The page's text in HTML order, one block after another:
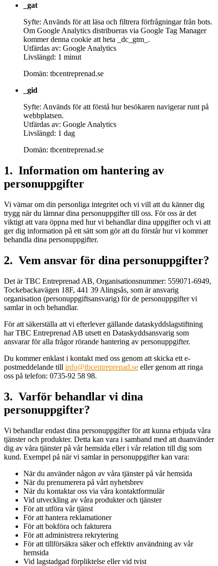
_gat
Syfte: Används för att läsa och filtrera förfrågningar från bots.
Om Google Analytics distribueras via Google Tag Manager
kommer denna cookie att heta _dc_gtm_.
Utfärdas av: Google Analytics
Livslängd: 1 minut
Domän: tbcentreprenad.se
_gid
Syfte: Används för att förstå hur besökaren navigerar runt på
webbplatsen.
Utfärdas av: Google Analytics
Livslängd: 1 dag
Domän: tbcentreprenad.se
1. Information om hantering av
personuppgifter
Vi värnar om din personliga integritet och vi vill att du känner dig
trygg när du lämnar dina personuppgifter till oss. För oss är det
viktigt att vara öppna med hur vi behandlar dina uppgifter och vi att
ger dig information på ett sätt som gör att du förstår hur vi kommer
behandla dina personuppgifter.
2. Vem ansvar för dina personuppgifter?
Det är TBC Entreprenad AB, Organisationsnummer: 559071-6949,
Tockebackavägen 18F, 441 39 Alingsås, som är ansvarig
organisation (personuppgiftsansvarig) för de personuppgifter vi
samlar in och behandlar.
För att säkerställa att vi efterlever gällande dataskyddslagstiftning
har TBC Entreprenad AB utsett en Dataskyddsansvarig som
ansvarar för alla frågor rörande hantering av personuppgifter.
Du kommer enklast i kontakt med oss genom att skicka ett e-
postmeddelande till info@tbcentreprenad.se eller genom att ringa
oss på telefon: 0735-92 58 98.
3. Varför behandlar vi dina
personuppgifter?
Vi behandlar endast dina personuppgifter för att kunna erbjuda våra
tjänster och produkter. Detta kan vara i samband med att duanvänder
dig av våra tjänster på vår hemsida eller i vår relation till dig som
kund. Exempel på när vi samlar in personuppgifter kan vara:
När du använder någon av våra tjänster på vår hemsida
När du prenumerera på vårt nyhetsbrev
När du kontaktar oss via våra kontaktformulär
Vid utveckling av våra produkter och tjänster
För att utföra vår tjänst
För att hantera reklamationer
För att bokföra och fakturera
För att administrera rekrytering
För att tillförsäkra säker och effektiv användning av vår
hemsida
Vid lagstadgad förpliktelse eller vid tvist